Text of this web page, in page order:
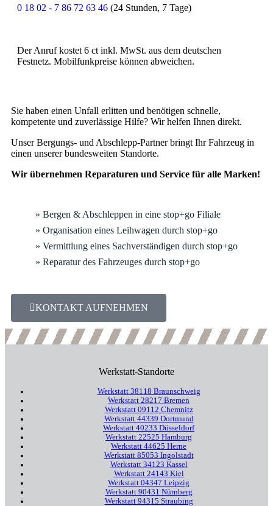
0 18 02 - 7 86 72 63 46 (24 Stunden, 7 Tage)
Der Anruf kostet 6 ct inkl. MwSt. aus dem deutschen
Festnetz. Mobilfunkpreise können abweichen.
Sie haben einen Unfall erlitten und benötigen schnelle,
kompetente und zuverlässige Hilfe? Wir helfen Ihnen direkt.
Unser Bergungs- und Abschlepp-Partner bringt Ihr Fahrzeug in
einen unserer bundesweiten Standorte.
Wir übernehmen Reparaturen und Service für alle Marken!
» Bergen & Abschleppen in eine stop+go Filiale
» Organisation eines Leihwagen durch stop+go
» Vermittlung eines Sachverständigen durch stop+go
» Reparatur des Fahrzeuges durch stop+go
KONTAKT AUFNEHMEN
Werkstatt-Standorte
Werkstatt 38118 Braunschweig
Werkstatt 28217 Bremen
Werkstatt 09112 Chemnitz
Werkstatt 44339 Dortmund
Werkstatt 40233 Düsseldorf
Werkstatt 22525 Hamburg
Werkstatt 44625 Herne
Werkstatt 85053 Ingolstadt
Werkstatt 34123 Kassel
Werkstatt 24143 Kiel
Werkstatt 04347 Leipzig
Werkstatt 90431 Nürnberg
Werkstatt 94315 Straubing